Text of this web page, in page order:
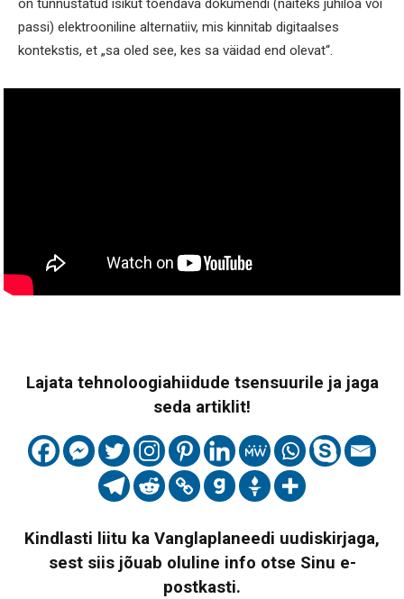
on tunnustatud isikut tõendava dokumendi (näiteks juhiloa või
passi) elektrooniline alternatiiv, mis kinnitab digitaalses
kontekstis, et „sa oled see, kes sa väidad end olevat“.
Lajata tehnoloogiahiidude tsensuurile ja jaga
seda artiklit!
Kindlasti liitu ka Vanglaplaneedi uudiskirjaga,
sest siis jõuab oluline info otse Sinu e-
postkasti.